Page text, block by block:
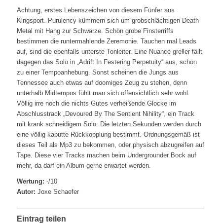
Achtung, erstes Lebenszeichen von diesem Fünfer aus
Kingsport. Purulency kümmern sich um grobschlächtigen Death
Metal mit Hang zur Schwärze. Schön grobe Finsterriffs
bestimmen die runtermahlende Zeremonie. Tauchen mal Leads
auf, sind die ebenfalls unterste Tonleiter. Eine Nuance greller fällt
dagegen das Solo in „Adrift In Festering Perpetuity“ aus, schön
zu einer Tempoanhebung. Sonst scheinen die Jungs aus
Tennessee auch etwas auf doomiges Zeug zu stehen, denn
unterhalb Midtempos fühlt man sich offensichtlich sehr wohl.
Völlig irre noch die nichts Gutes verheißende Glocke im
Abschlusstrack „Devoured By The Sentient Nihility“, ein Track
mit krank schneidigem Solo. Die letzten Sekunden werden durch
eine völlig kaputte Rückkopplung bestimmt. Ordnungsgemäß ist
dieses Teil als Mp3 zu bekommen, oder physisch abzugreifen auf
Tape. Diese vier Tracks machen beim Undergrounder Bock auf
mehr, da darf ein Album gerne erwartet werden.
Wertung: -/10
Autor: Joxe Schaefer
Eintrag teilen